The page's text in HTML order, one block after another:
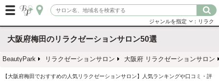
ジャンルを指定 ：リラク
大阪府梅田のリラクゼーションサロン50選
BeautyPark リラクゼーションサロン 大阪府 リラクゼーションサロン
【大阪府梅田でおすすめの人気リラクゼーションサロン】人気ランキングや口コミ・評